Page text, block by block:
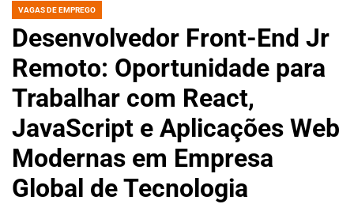
POSTED
VAGAS DE EMPREGO
Desenvolvedor Front-End Jr
Remoto: Oportunidade para
Trabalhar com React,
JavaScript e Aplicações Web
Modernas em Empresa
Global de Tecnologia